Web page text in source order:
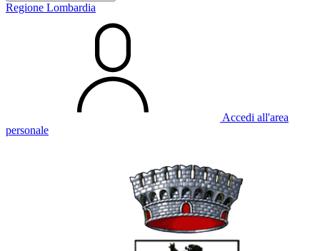
Regione Lombardia
Accedi all'area
personale